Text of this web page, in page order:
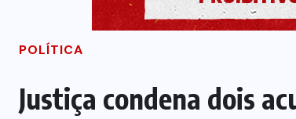
POLÍTICA
Justiça condena dois